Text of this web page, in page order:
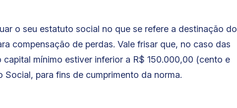
o seu estatuto social no que se refere a destinação do
compensação de perdas. Vale frisar que, no caso das
mínimo estiver inferior a R$ 150.000,00 (cento e
para fins de cumprimento da norma.